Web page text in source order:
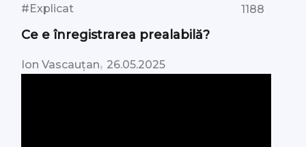
#Explicat 1188
Ce e înregistrarea prealabilă?
Ion Vascauțan, 26.05.2025